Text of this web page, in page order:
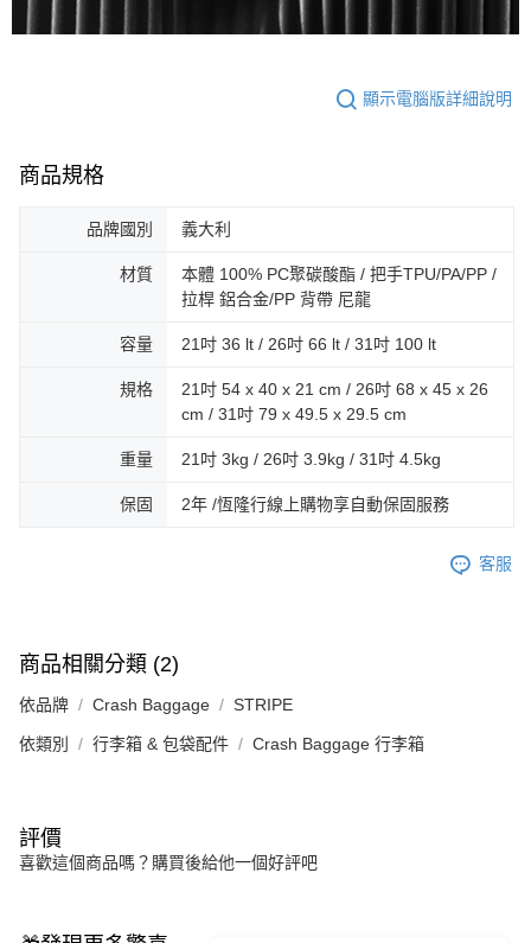
顯示電腦版詳細說明
商品規格
品牌國別 義大利
材質
本體 100% PC聚碳酸酯 / 把手TPU/PA/PP /
拉桿 鋁合金/PP 背帶 尼龍
容量 21吋 36 lt / 26吋 66 lt / 31吋 100 lt
規格
21吋 54 x 40 x 21 cm / 26吋 68 x 45 x 26
cm / 31吋 79 x 49.5 x 29.5 cm
重量 21吋 3kg / 26吋 3.9kg / 31吋 4.5kg
保固 2年 /恆隆行線上購物享自動保固服務
客服
商品相關分類 (2)
依品牌 Crash Baggage STRIPE
依類別 行李箱 & 包袋配件 Crash Baggage 行李箱
評價
喜歡這個商品嗎？購買後給他一個好評吧